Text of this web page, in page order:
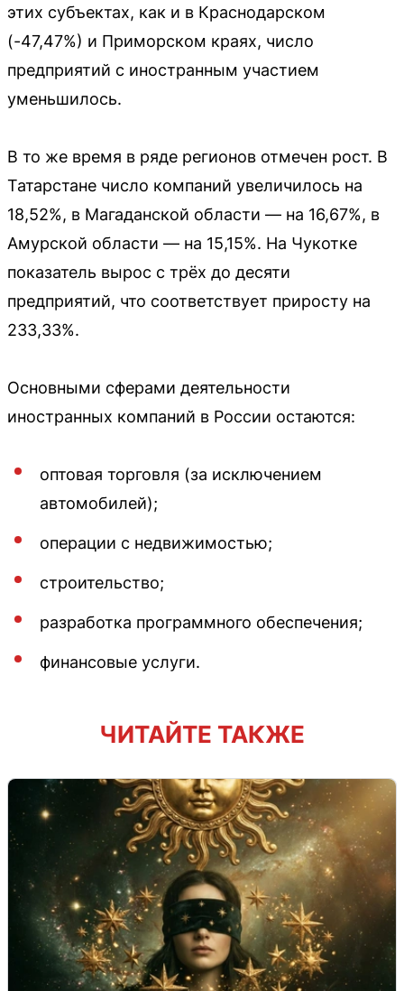
этих субъектах, как и в Краснодарском
(-47,47%) и Приморском краях, число
предприятий с иностранным участием
уменьшилось.
В то же время в ряде регионов отмечен рост. В
Татарстане число компаний увеличилось на
18,52%, в Магаданской области — на 16,67%, в
Амурской области — на 15,15%. На Чукотке
показатель вырос с трёх до десяти
предприятий, что соответствует приросту на
233,33%.
Основными сферами деятельности
иностранных компаний в России остаются:
оптовая торговля (за исключением
автомобилей);
операции с недвижимостью;
строительство;
разработка программного обеспечения;
финансовые услуги.
ЧИТАЙТЕ ТАКЖЕ